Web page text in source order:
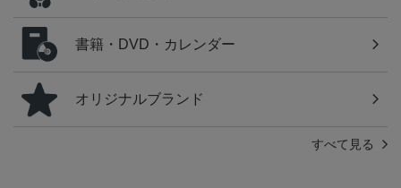
書籍・DVD・カレンダー
オリジナルブランド
すべて見る